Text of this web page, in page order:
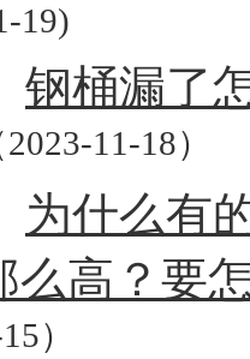
19)
钢桶漏了
2023-11-18）
为什么有
么高？要
）